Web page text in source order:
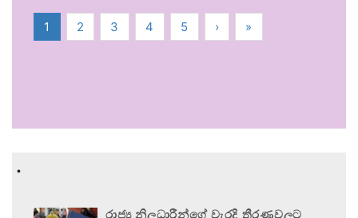
1 2 3 4 5 › »
.
රාජ්‍ය නිලධාරීන්ගේ වැරදි තීරණවලට